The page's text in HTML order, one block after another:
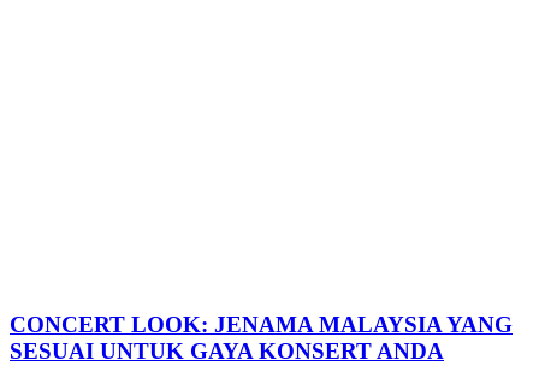
CONCERT LOOK: JENAMA MALAYSIA YANG
SESUAI UNTUK GAYA KONSERT ANDA